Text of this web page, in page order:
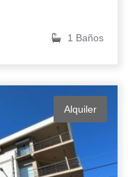
1 Baños
Alquiler